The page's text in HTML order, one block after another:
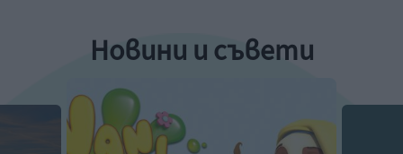
Новини и съвети